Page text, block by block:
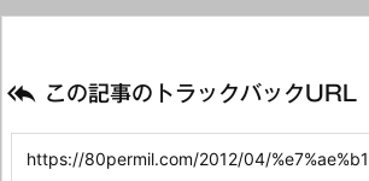
 この記事のトラックバックURL